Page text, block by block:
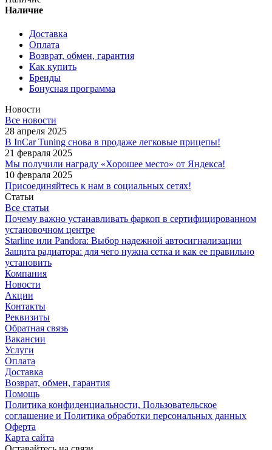
Наличие
Доставка
Оплата
Возврат, обмен, гарантия
Как купить
Бренды
Бонусная программа
Новости
Все новости
28 апреля 2025
В InCar Tuning снова в продаже легковые прицепы!
21 февраля 2025
Мы получили награду «Хорошее место» от Яндекса!
10 февраля 2025
Присоединяйтесь к нам в социальных сетях!
Статьи
Все статьи
Почему важно устанавливать фаркоп в сертифицированном
установочном центре
Starline или Pandora: Выбор надежной автосигнализации
Защита радиатора: для чего нужна сетка и как ее правильно
установить
Компания
Новости
Акции
Контакты
Реквизиты
Обратная связь
Вакансии
Услуги
Оплата
Доставка
Возврат, обмен, гарантия
Помощь
Политика конфиденциальности, Пользовательское
соглашение и Политика обработки персональных данных
Оферта
Карта сайта